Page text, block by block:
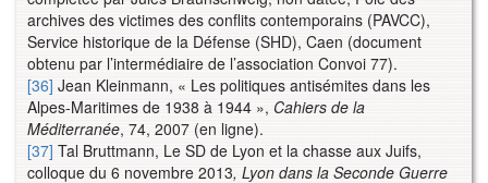
archives des victimes des conflits contemporains (PAVCC),
Service historique de la Défense (SHD), Caen (document
obtenu par l’intermédiaire de l’association Convoi 77).
[36] Jean Kleinmann, « Les politiques antisémites dans les
Alpes-Maritimes de 1938 à 1944 », Cahiers de la
Méditerranée, 74, 2007 (en ligne).
[37] Tal Bruttmann, Le SD de Lyon et la chasse aux Juifs,
colloque du 6 novembre 2013, Lyon dans la Seconde Guerre